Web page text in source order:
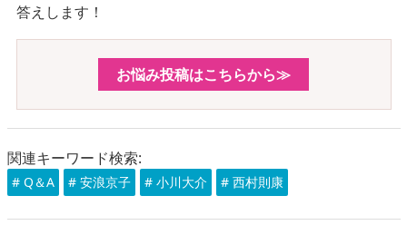
答えします！
お悩み投稿はこちらから≫
関連キーワード検索:
# Q＆A # 安浪京子 # 小川大介 # 西村則康